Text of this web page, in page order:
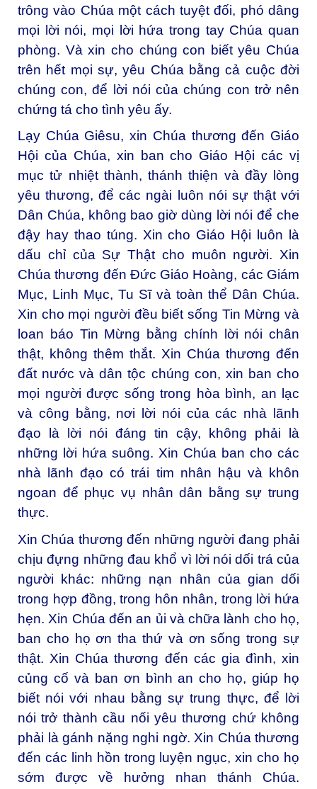
trông vào Chúa một cách tuyệt đối, phó dâng
mọi lời nói, mọi lời hứa trong tay Chúa quan
phòng. Và xin cho chúng con biết yêu Chúa
trên hết mọi sự, yêu Chúa bằng cả cuộc đời
chúng con, để lời nói của chúng con trở nên
chứng tá cho tình yêu ấy.
Lạy Chúa Giêsu, xin Chúa thương đến Giáo
Hội của Chúa, xin ban cho Giáo Hội các vị
mục tử nhiệt thành, thánh thiện và đầy lòng
yêu thương, để các ngài luôn nói sự thật với
Dân Chúa, không bao giờ dùng lời nói để che
đậy hay thao túng. Xin cho Giáo Hội luôn là
dấu chỉ của Sự Thật cho muôn người. Xin
Chúa thương đến Đức Giáo Hoàng, các Giám
Mục, Linh Mục, Tu Sĩ và toàn thể Dân Chúa.
Xin cho mọi người đều biết sống Tin Mừng và
loan báo Tin Mừng bằng chính lời nói chân
thật, không thêm thắt. Xin Chúa thương đến
đất nước và dân tộc chúng con, xin ban cho
mọi người được sống trong hòa bình, an lạc
và công bằng, nơi lời nói của các nhà lãnh
đạo là lời nói đáng tin cậy, không phải là
những lời hứa suông. Xin Chúa ban cho các
nhà lãnh đạo có trái tim nhân hậu và khôn
ngoan để phục vụ nhân dân bằng sự trung
thực.
Xin Chúa thương đến những người đang phải
chịu đựng những đau khổ vì lời nói dối trá của
người khác: những nạn nhân của gian dối
trong hợp đồng, trong hôn nhân, trong lời hứa
hẹn. Xin Chúa đến an ủi và chữa lành cho họ,
ban cho họ ơn tha thứ và ơn sống trong sự
thật. Xin Chúa thương đến các gia đình, xin
củng cố và ban ơn bình an cho họ, giúp họ
biết nói với nhau bằng sự trung thực, để lời
nói trở thành cầu nối yêu thương chứ không
phải là gánh nặng nghi ngờ. Xin Chúa thương
đến các linh hồn trong luyện ngục, xin cho họ
sớm được về hưởng nhan thánh Chúa.